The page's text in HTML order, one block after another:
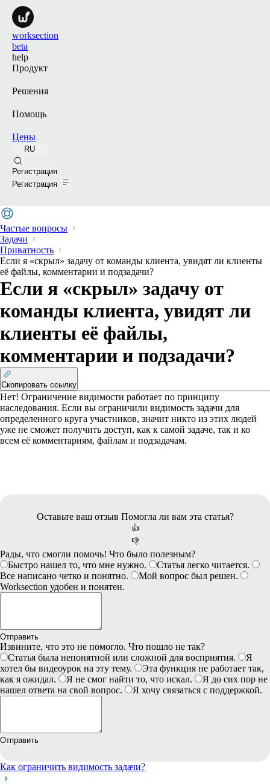
worksection
beta
help
Продукт
Решения
Помощь
Цены
RU
Регистрация
Регистрация
Частые вопросы
Задачи
Приватность
Если я «скрыл» задачу от команды клиента, увидят ли клиенты
её файлы, комментарии и подзадачи?
Если я «скрыл» задачу от
команды клиента, увидят ли
клиенты её файлы,
комментарии и подзадачи?
Скопировать ссылку
Нет! Ограничение видимости работает по принципу
наследования. Если вы ограничили видимость задачи для
определенного круга участников, значит никто из этих людей
уже не сможет получить доступ, как к самой задаче, так и ко
всем её комментариям, файлам и подзадачам.
Оставьте ваш отзыв Помогла ли вам эта статья?
👍
👎
Рады, что смогли помочь! Что было полезным?
Быстро нашел то, что мне нужно.
Статья легко читается.
Все написано четко и понятно.
Мой вопрос был решен.
Worksection удобен и понятен.
Отправить
Извините, что это не помогло. Что пошло не так?
Статья была непонятной или сложной для восприятия.
Я
хотел бы видеоурок на эту тему.
Эта функция не работает так,
как я ожидал.
Я не смог найти то, что искал.
Я до сих пор не
нашел ответа на свой вопрос.
Я хочу связаться с поддержкой.
Отправить
Как ограничить видимость задачи?